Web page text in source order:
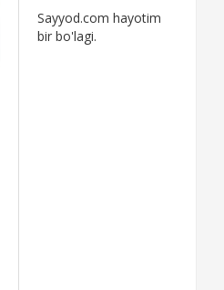
Sayyod.com hayotim
bir bo'lagi.